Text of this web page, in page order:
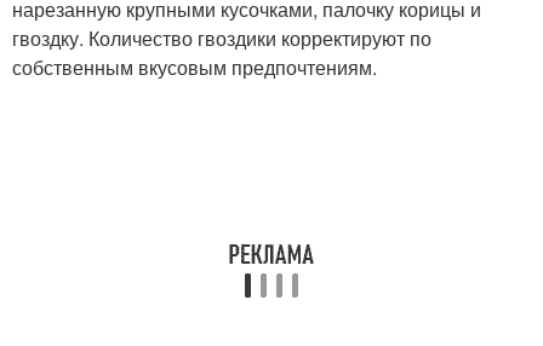
нарезанную крупными кусочками, палочку корицы и
гвоздку. Количество гвоздики корректируют по
собственным вкусовым предпочтениям.